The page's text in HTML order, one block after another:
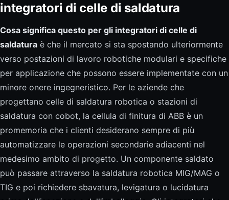
integratori di celle di saldatura
Cosa significa questo per gli integratori di celle di
saldatura è che il mercato si sta spostando ulteriormente
verso postazioni di lavoro robotiche modulari e specifiche
per applicazione che possono essere implementate con un
minore onere ingegneristico. Per le aziende che
progettano celle di saldatura robotica o stazioni di
saldatura con cobot, la cellula di finitura di ABB è un
promemoria che i clienti desiderano sempre di più
automatizzare le operazioni secondarie adiacenti nel
medesimo ambito di progetto. Un componente saldato
può passare attraverso la saldatura robotica MIG/MAG o
TIG e poi richiedere sbavatura, levigatura o lucidatura